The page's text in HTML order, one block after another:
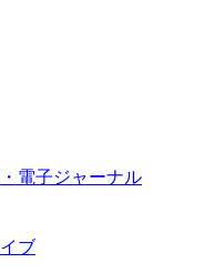
電子ジャーナル
ブ